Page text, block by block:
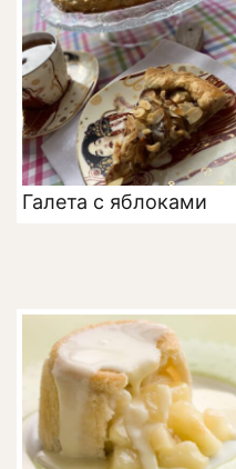
Галета с яблоками